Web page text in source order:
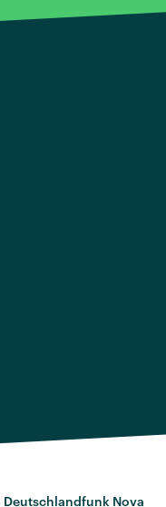
Deutschlandfunk Nova